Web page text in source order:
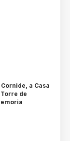
a Casa
de